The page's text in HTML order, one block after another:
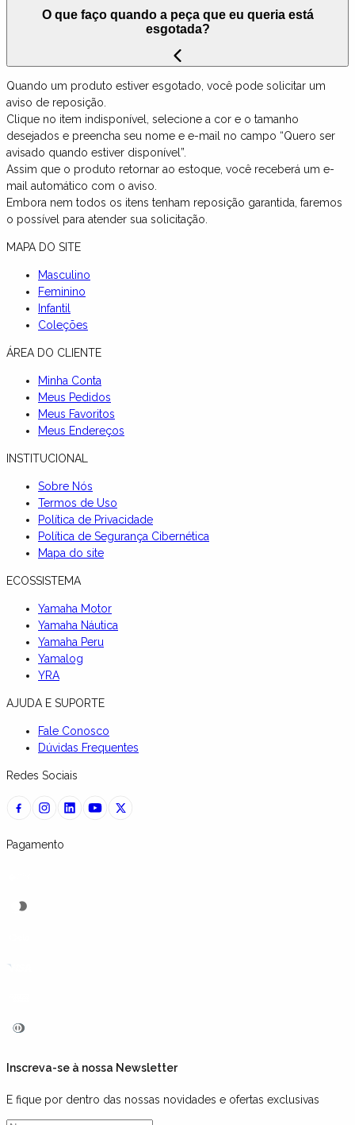
O que faço quando a peça que eu queria está
esgotada?
Quando um produto estiver esgotado, você pode solicitar um
aviso de reposição.
Clique no item indisponível, selecione a cor e o tamanho
desejados e preencha seu nome e e-mail no campo “Quero ser
avisado quando estiver disponível”.
Assim que o produto retornar ao estoque, você receberá um e-
mail automático com o aviso.
Embora nem todos os itens tenham reposição garantida, faremos
o possível para atender sua solicitação.
MAPA DO SITE
Masculino
Feminino
Infantil
Coleções
ÁREA DO CLIENTE
Minha Conta
Meus Pedidos
Meus Favoritos
Meus Endereços
INSTITUCIONAL
Sobre Nós
Termos de Uso
Política de Privacidade
Política de Segurança Cibernética
Mapa do site
ECOSSISTEMA
Yamaha Motor
Yamaha Náutica
Yamaha Peru
Yamalog
YRA
AJUDA E SUPORTE
Fale Conosco
Dúvidas Frequentes
Redes Sociais
Pagamento
Inscreva-se à nossa Newsletter
E fique por dentro das nossas novidades e ofertas exclusivas